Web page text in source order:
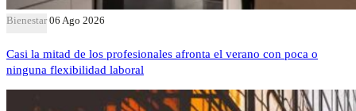
Bienestar 06 Ago 2026
Casi la mitad de los profesionales afronta el verano con poca o
ninguna flexibilidad laboral